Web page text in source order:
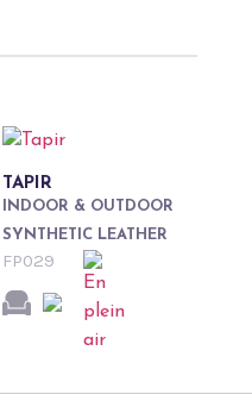
TAPIR
INDOOR & OUTDOOR
SYNTHETIC LEATHER
FP029